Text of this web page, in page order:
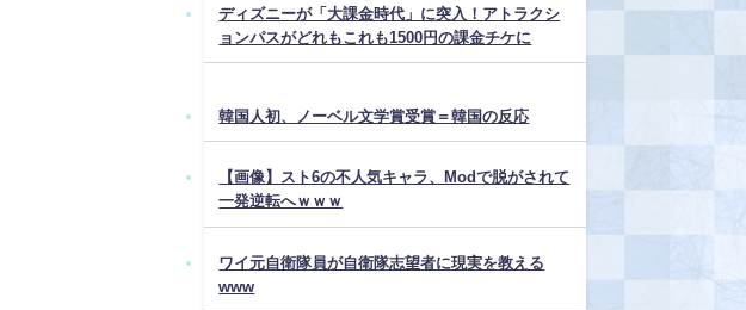
ディズニーが「大課金時代」に突入！アトラクシ
ョンパスがどれもこれも1500円の課金チケに
韓国人初、ノーベル文学賞受賞＝韓国の反応
【画像】スト6の不人気キャラ、Modで脱がされて
一発逆転へｗｗｗ
ワイ元自衛隊員が自衛隊志望者に現実を教える
www